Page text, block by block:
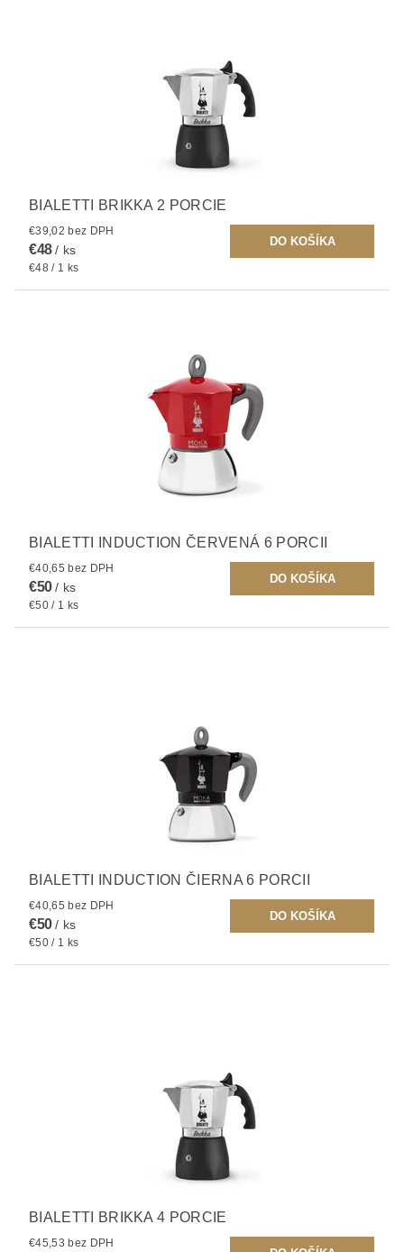
BIALETTI BRIKKA 2 PORCIE
€39,02 bez DPH
€48/ ks
€48 / 1 ks
BIALETTI INDUCTION ČERVENÁ 6 PORCII
€40,65 bez DPH
€50/ ks
€50 / 1 ks
BIALETTI INDUCTION ČIERNA 6 PORCII
€40,65 bez DPH
€50/ ks
€50 / 1 ks
BIALETTI BRIKKA 4 PORCIE
€45,53 bez DPH